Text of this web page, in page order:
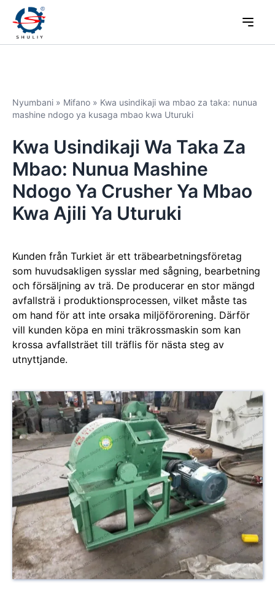
Nyumbani » Mifano » Kwa usindikaji wa mbao za taka: nunua
mashine ndogo ya kusaga mbao kwa Uturuki
Kwa Usindikaji Wa Taka Za
Mbao: Nunua Mashine
Ndogo Ya Crusher Ya Mbao
Kwa Ajili Ya Uturuki
Kunden från Turkiet är ett träbearbetningsföretag
som huvudsakligen sysslar med sågning, bearbetning
och försäljning av trä. De producerar en stor mängd
avfallsträ i produktionsprocessen, vilket måste tas
om hand för att inte orsaka miljöförorening. Därför
vill kunden köpa en mini träkrossmaskin som kan
krossa avfallsträet till träflis för nästa steg av
utnyttjande.